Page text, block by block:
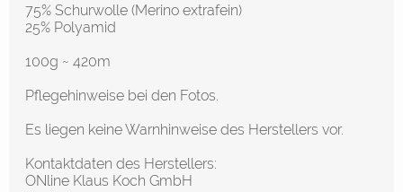
75% Schurwolle (Merino extrafein)
25% Polyamid
100g ~ 420m
Pflegehinweise bei den Fotos.
Es liegen keine Warnhinweise des Herstellers vor.
Kontaktdaten des Herstellers:
ONline Klaus Koch GmbH